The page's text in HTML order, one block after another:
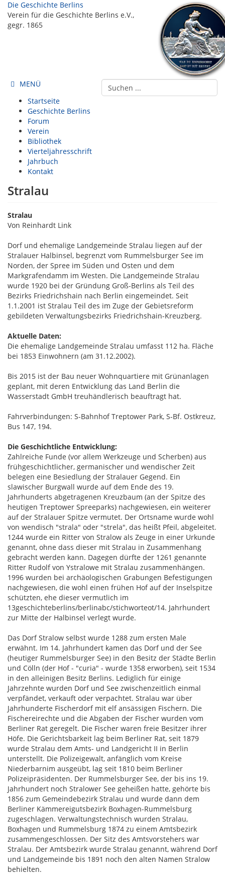
Die Geschichte Berlins
Verein für die Geschichte Berlins e.V.,
gegr. 1865
MENÜ
Startseite
Geschichte Berlins
Forum
Verein
Bibliothek
Vierteljahresschrift
Jahrbuch
Kontakt
Stralau
Stralau
Von Reinhardt Link
Dorf und ehemalige Landgemeinde Stralau liegen auf der
Stralauer Halbinsel, begrenzt vom Rummelsburger See im
Norden, der Spree im Süden und Osten und dem
Markgrafendamm im Westen. Die Landgemeinde Stralau
wurde 1920 bei der Gründung Groß-Berlins als Teil des
Bezirks Friedrichshain nach Berlin eingemeindet. Seit
1.1.2001 ist Stralau Teil des im Zuge der Gebietsreform
gebildeten Verwaltungsbezirks Friedrichshain-Kreuzberg.
Aktuelle Daten:
Die ehemalige Landgemeinde Stralau umfasst 112 ha. Fläche
bei 1853 Einwohnern (am 31.12.2002).
Bis 2015 ist der Bau neuer Wohnquartiere mit Grünanlagen
geplant, mit deren Entwicklung das Land Berlin die
Wasserstadt GmbH treuhändlerisch beauftragt hat.
Fahrverbindungen: S-Bahnhof Treptower Park, S-Bf. Ostkreuz,
Bus 147, 194.
Die Geschichtliche Entwicklung:
Zahlreiche Funde (vor allem Werkzeuge und Scherben) aus
frühgeschichtlicher, germanischer und wendischer Zeit
belegen eine Besiedlung der Stralauer Gegend. Ein
slawischer Burgwall wurde auf dem Ende des 19.
Jahrhunderts abgetragenen Kreuzbaum (an der Spitze des
heutigen Treptower Spreeparks) nachgewiesen, ein weiterer
auf der Stralauer Spitze vermutet. Der Ortsname wurde wohl
von wendisch "strala" oder "strela", das heißt Pfeil, abgeleitet.
1244 wurde ein Ritter von Stralow als Zeuge in einer Urkunde
genannt, ohne dass dieser mit Stralau in Zusammenhang
gebracht werden kann. Dagegen dürfte der 1261 genannte
Ritter Rudolf von Ystralowe mit Stralau zusammenhängen.
1996 wurden bei archäologischen Grabungen Befestigungen
nachgewiesen, die wohl einen frühen Hof auf der Inselspitze
schützten, ehe dieser vermutlich im
13geschichteberlins/berlinabc/stichworteot/14. Jahrhundert
zur Mitte der Halbinsel verlegt wurde.
Das Dorf Stralow selbst wurde 1288 zum ersten Male
erwähnt. Im 14. Jahrhundert kamen das Dorf und der See
(heutiger Rummelsburger See) in den Besitz der Städte Berlin
und Cölln (der Hof - "curia" - wurde 1358 erworben), seit 1534
in den alleinigen Besitz Berlins. Lediglich für einige
Jahrzehnte wurden Dorf und See zwischenzeitlich einmal
verpfändet, verkauft oder verpachtet. Stralau war über
Jahrhunderte Fischerdorf mit elf ansässigen Fischern. Die
Fischereirechte und die Abgaben der Fischer wurden vom
Berliner Rat geregelt. Die Fischer waren freie Besitzer ihrer
Höfe. Die Gerichtsbarkeit lag beim Berliner Rat, seit 1879
wurde Stralau dem Amts- und Landgericht II in Berlin
unterstellt. Die Polizeigewalt, anfänglich vom Kreise
Niederbarnim ausgeübt, lag seit 1810 beim Berliner
Polizeipräsidenten. Der Rummelsburger See, der bis ins 19.
Jahrhundert noch Stralower See geheißen hatte, gehörte bis
1856 zum Gemeindebezirk Stralau und wurde dann dem
Berliner Kämmereigutsbezirk Boxhagen-Rummelsburg
zugeschlagen. Verwaltungstechnisch wurden Stralau,
Boxhagen und Rummelsburg 1874 zu einem Amtsbezirk
zusammengeschlossen. Der Sitz des Amtsvorstehers war
Stralau. Der Amtsbezirk wurde Stralau genannt, während Dorf
und Landgemeinde bis 1891 noch den alten Namen Stralow
behielten.